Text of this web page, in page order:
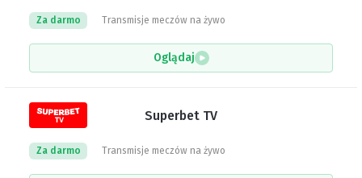
Transmisje meczów na żywo
Za darmo
Oglądaj
Superbet TV
Transmisje meczów na żywo
Za darmo